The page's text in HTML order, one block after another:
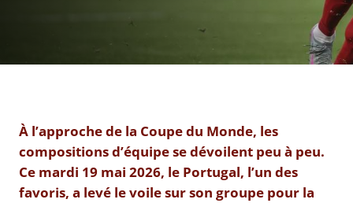
À l’approche de la Coupe du Monde, les
compositions d’équipe se dévoilent peu à peu.
Ce mardi 19 mai 2026, le Portugal, l’un des
favoris, a levé le voile sur son groupe pour la